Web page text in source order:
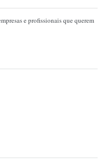
e profissionais que querem